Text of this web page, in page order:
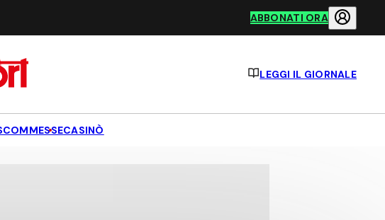
ABBONATI ORA
LEGGI IL GIORNALE
CASINÒ